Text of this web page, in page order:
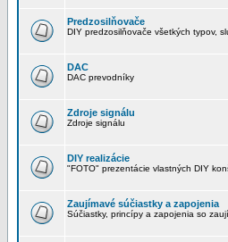
Predzosilňovače
DIY predzosilňovače všetkých typov,
DAC
DAC prevodníky
Zdroje signálu
Zdroje signálu
DIY realizácie
"FOTO" prezentácie vlastných DIY
Zaujímavé súčiastky a zapojenia
Súčiastky, princípy a zapojenia so